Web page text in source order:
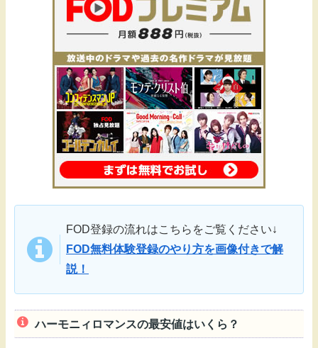
FOD登録の流れはこちらをご覧ください↓
FOD無料体験登録のやり方を画像付きで解
説！
ハーモニィロマンスの最安値はいくら？